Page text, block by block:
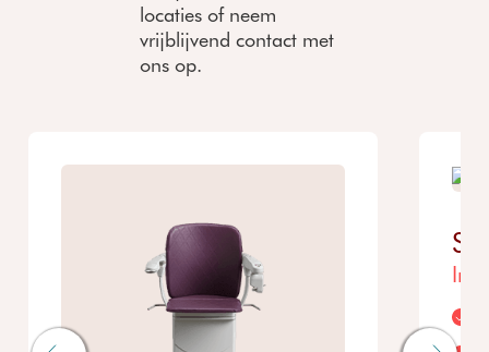
locaties of neem
vrijblijvend contact met
ons op.